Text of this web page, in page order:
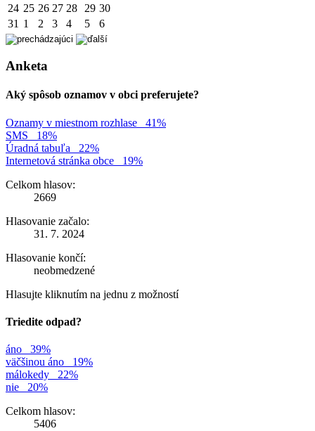
24 25 26 27 28 29 30
31 1 2 3 4 5 6
Anketa
Aký spôsob oznamov v obci preferujete?
Oznamy v miestnom rozhlase
41%
SMS
18%
Úradná tabuľa
22%
Internetová stránka obce
19%
Celkom hlasov:
2669
Hlasovanie začalo:
31. 7. 2024
Hlasovanie končí:
neobmedzené
Hlasujte kliknutím na jednu z možností
Triedite odpad?
áno
39%
väčšinou áno
19%
málokedy
22%
nie
20%
Celkom hlasov:
5406